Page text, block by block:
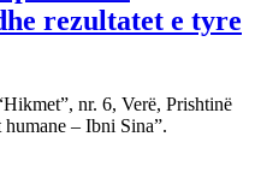
rezultatet e tyre
nr. 6, Verë, Prishtinë
– Ibni Sina”.